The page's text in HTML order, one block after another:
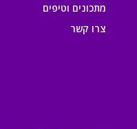
מתכונים וטיפים
צרו קשר